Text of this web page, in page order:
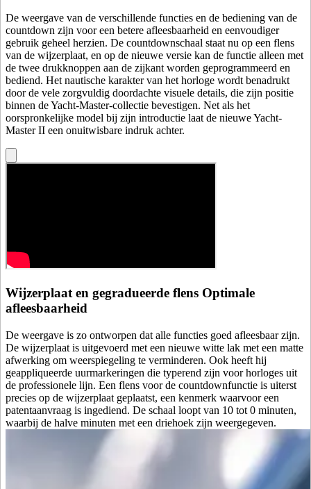
De weergave van de verschillende functies en de bediening van de
countdown zijn voor een betere afleesbaarheid en eenvoudiger
gebruik geheel herzien. De countdownschaal staat nu op een flens
van de wijzerplaat, en op de nieuwe versie kan de functie alleen met
de twee drukknoppen aan de zijkant worden geprogrammeerd en
bediend. Het nautische karakter van het horloge wordt benadrukt
door de vele zorgvuldig doordachte visuele details, die zijn positie
binnen de Yacht-Master-collectie bevestigen. Net als het
oorspronkelijke model bij zijn introductie laat de nieuwe Yacht-
Master II een onuitwisbare indruk achter.
Wijzerplaat en gegradueerde flens Optimale
afleesbaarheid
De weergave is zo ontworpen dat alle functies goed afleesbaar zijn.
De wijzerplaat is uitgevoerd met een nieuwe witte lak met een matte
afwerking om weerspiegeling te verminderen. Ook heeft hij
geappliqueerde uurmarkeringen die typerend zijn voor horloges uit
de professionele lijn. Een flens voor de countdown­functie is uiterst
precies op de wijzerplaat geplaatst, een kenmerk waarvoor een
patent­aanvraag is ingediend. De schaal loopt van 10 tot 0 minuten,
waarbij de halve minuten met een driehoek zijn weergegeven.